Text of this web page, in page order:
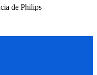
de Philips